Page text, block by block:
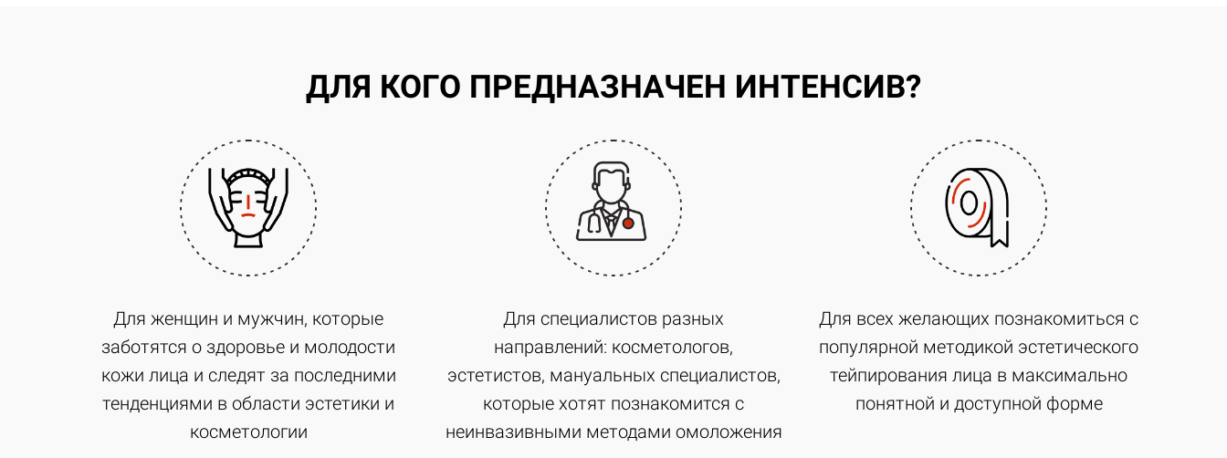
ДЛЯ КОГО ПРЕДНАЗНАЧЕН ИНТЕНСИВ?
Для женщин и мужчин, которые
заботятся о здоровье и молодости
кожи лица и следят за последними
тенденциями в области эстетики и
косметологии
Для специалистов разных
направлений: косметологов,
эстетистов, мануальных специалистов,
которые хотят познакомится с
неинвазивными методами омоложения
Для всех желающих познакомиться с
популярной методикой эстетического
тейпирования лица в максимально
понятной и доступной форме